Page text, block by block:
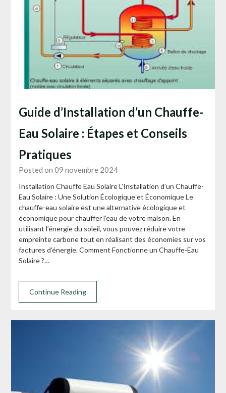
Guide d’Installation d’un Chauffe-
Eau Solaire : Étapes et Conseils
Pratiques
Posted on 09 novembre 2024
Installation Chauffe Eau Solaire L’Installation d’un Chauffe-
Eau Solaire : Une Solution Écologique et Économique Le
chauffe-eau solaire est une alternative écologique et
économique pour chauffer l’eau de votre maison. En
utilisant l’énergie du soleil, vous pouvez réduire votre
empreinte carbone tout en réalisant des économies sur vos
factures d’énergie. Comment Fonctionne un Chauffe-Eau
Solaire ?…
Continue Reading